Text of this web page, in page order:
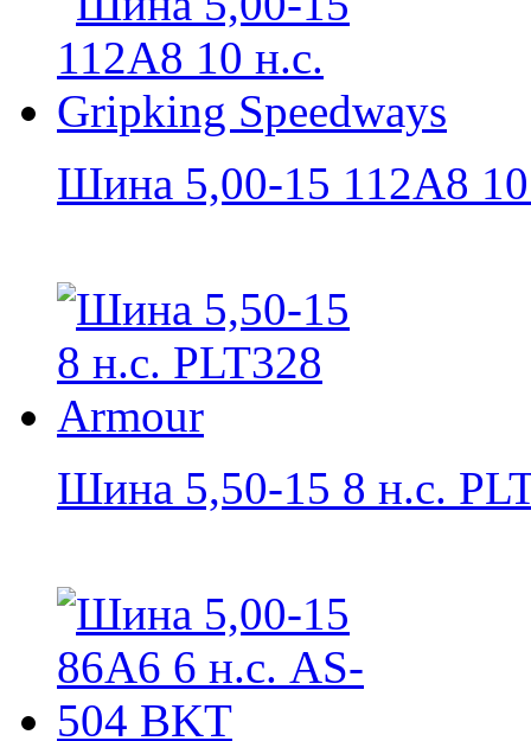
Шина 5,00-15 112A8
Шина 5,50-15 8 н.с.